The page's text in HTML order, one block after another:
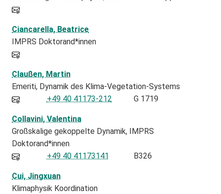
Ciancarella, Beatrice
IMPRS Doktorand*innen
Claußen, Martin
Emeriti Dynamik des Klima-Vegetation-Systems
+49 40 41173-212
G 1719
Collavini, Valentina
Großskalige gekoppelte Dynamik IMPRS
Doktorand*innen
+49 40 41173141
B326
Cui, Jingxuan
Klimaphysik Koordination